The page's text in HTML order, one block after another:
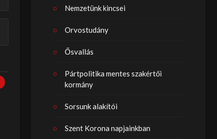
Nemzetünk kincsei
Orvostudány
Ősvallás
Pártpolitika mentes szakértői
kormány
Sorsunk alakítói
Szent Korona napjainkban